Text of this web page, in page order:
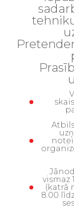
vismaz
(katrā
8.00